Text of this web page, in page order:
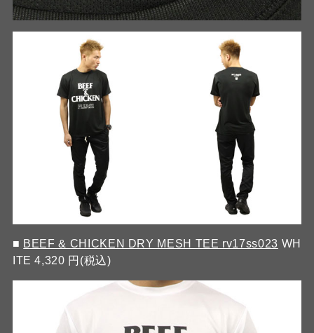
■ BEEF & CHICKEN DRY MESH TEE rv17ss023 WH
ITE 4,320 円(税込)